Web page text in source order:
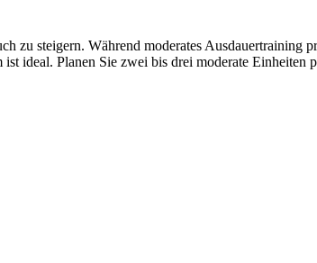
steigern. Während moderates Ausdauertraining
ideal. Planen Sie zwei bis drei moderate Einheiten